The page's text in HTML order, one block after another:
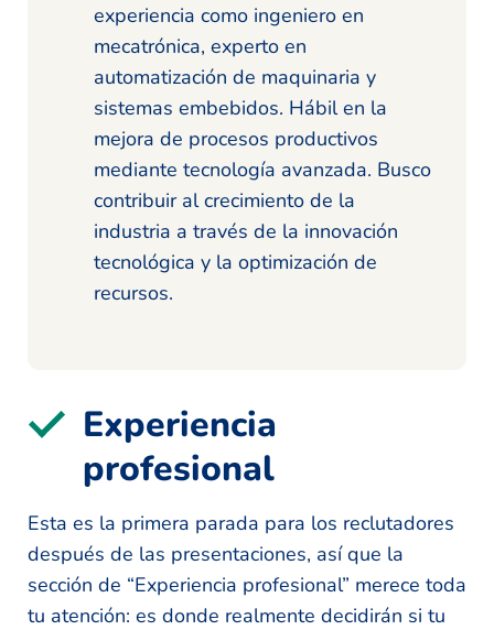
experiencia como ingeniero en
mecatrónica, experto en
automatización de maquinaria y
sistemas embebidos. Hábil en la
mejora de procesos productivos
mediante tecnología avanzada. Busco
contribuir al crecimiento de la
industria a través de la innovación
tecnológica y la optimización de
recursos.
Experiencia
profesional
Esta es la primera parada para los reclutadores
después de las presentaciones, así que la
sección de “Experiencia profesional” merece toda
tu atención: es donde realmente decidirán si tu